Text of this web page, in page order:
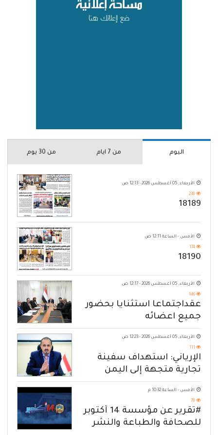
اليوم من 7 ايام من 30 يوم
الأربعاء, 05 أغسطس 2026 - 12:13 ص
238
18189
الأمس - الساعة 12:11 ص
174
18190
الأربعاء, 05 أغسطس 2026 - 12:17 ص
146
عقداجتماعا استثنايا بحضور
جميع اعضائه
الأربعاء, 05 أغسطس 2026 - 12:23 ص
111
الإرياني: استهداف سفينة
تجارية متجهة إلى اليمن
يكشف حصار الحوثي للشعب
الأمس - الساعة 10:32 م
78
#تقرير عن مؤسسة 14 أكتوبر
للصحافة والطباعة والنشر